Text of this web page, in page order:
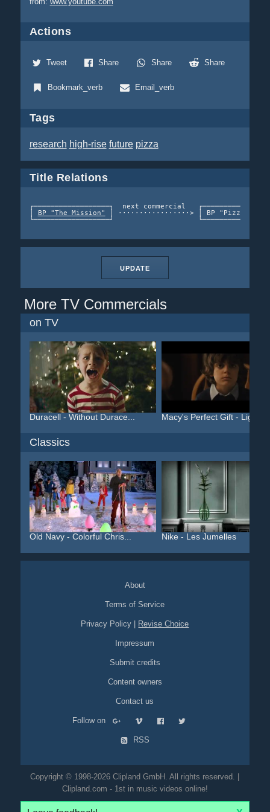
Actions
Tweet Share Share Share
Bookmark_verb Email_verb
Tags
research high-rise future pizza
Title Relations
┌──────────────────┐  next commercial
│
BP "The Mission" │ ·················> │ BP
UPDATE
More TV Commercials
on TV
Duracell - Without Durace... Macy's Perfect Gift - Lig...
Classics
Old Navy - Colorful Chris... Nike - Les Jumelles
About
Terms of Service
Privacy Policy Revise Choice
Impressum
Submit credits
Content owners
Contact us
Follow on
RSS
Copyright © 1998-2026 Clipland GmbH. All rights reserved. |
Clipland.com - 1st in music videos online!